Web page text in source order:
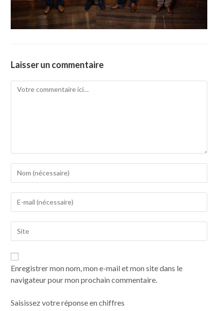
Laisser un commentaire
Enregistrer mon nom, mon e-mail et mon site dans le
navigateur pour mon prochain commentaire.
Saisissez votre réponse en chiffres